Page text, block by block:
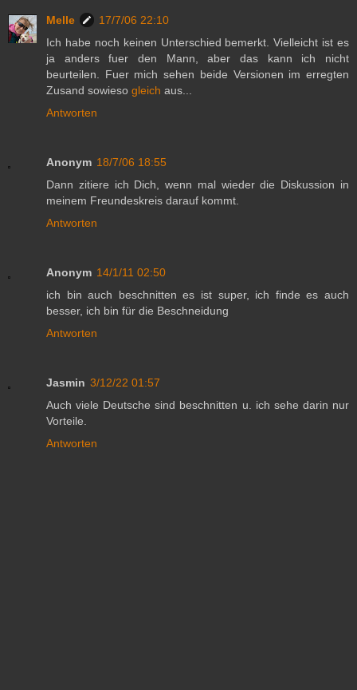
Melle
17/7/06 22:10
Ich habe noch keinen Unterschied bemerkt. Vielleicht ist es
ja anders fuer den Mann, aber das kann ich nicht
beurteilen. Fuer mich sehen beide Versionen im erregten
Zusand sowieso gleich aus...
Antworten
Anonym 18/7/06 18:55
Dann zitiere ich Dich, wenn mal wieder die Diskussion in
meinem Freundeskreis darauf kommt.
Antworten
Anonym 14/1/11 02:50
ich bin auch beschnitten es ist super, ich finde es auch
besser, ich bin für die Beschneidung
Antworten
Jasmin 3/12/22 01:57
Auch viele Deutsche sind beschnitten u. ich sehe darin nur
Vorteile.
Antworten